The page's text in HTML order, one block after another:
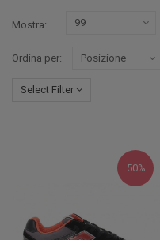
Mostra
Ordina per
Select Filter
50%